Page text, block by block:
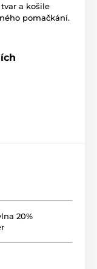
a košile
pomačkání.
20%